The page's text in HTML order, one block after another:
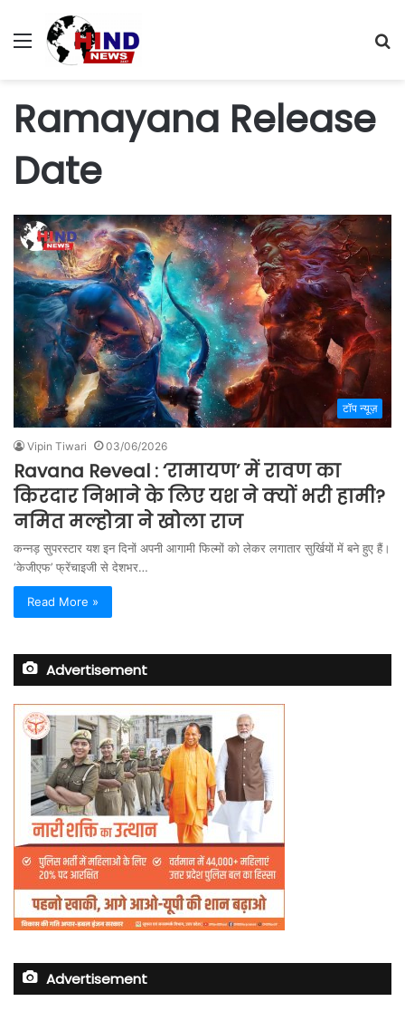
Menu
Ramayana Release
Date
टॉप न्यूज़
Vipin Tiwari 03/06/2026
Ravana Reveal : ‘रामायण’ में रावण का
किरदार निभाने के लिए यश ने क्यों भरी हामी?
नमित मल्होत्रा ने खोला राज
कन्नड़ सुपरस्टार यश इन दिनों अपनी आगामी फिल्मों को लेकर लगातार सुर्खियों में बने हुए हैं।
‘केजीएफ’ फ्रेंचाइजी से देशभर…
Read More »
Advertisement
Advertisement